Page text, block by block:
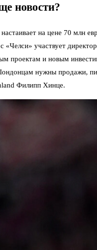
новости?
на цене 70 млн
«Челси» участвует
проектам и новым
нужны продажи,
Филипп Хинце.